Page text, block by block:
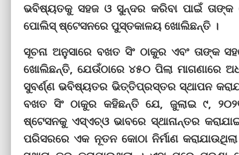
ଭବିଷ୍ୟତକୁ ସହଜ ଓ ସୁନ୍ଦର କରିବା ପାଇଁ
ପୋଲିସ୍ ଷ୍ଟେସନରେ ପୁସ୍ତକାଳୟ ଖୋଲିଛନ୍ତି ।
ସୂଚନା ଅନୁସାରେ ବଖତ ସିଂ ଠାକୁର ଏବଂ ତାଙ୍କ
ଖୋଲିଛନ୍ତି, ଯେଉଁଠାରେ ୪୫୦ ପିଲା ମାଗଣାରେ
ସୁବର୍ଣ୍ଣ ଭବିଷ୍ୟତର ଭିତ୍ତିପ୍ରସ୍ତର ସ୍ଥାପନ
ବଖତ ସିଂ ଠାକୁର କହିଛନ୍ତି ଯେ, ଜୁଲାଇ ୯,
ଷ୍ଟେସନକୁ ଏସ୍‌ଏଚ୍‌ଓ ଭାବରେ ସ୍ଥାନାନ୍ତର
ପରିସରରେ ଏକ ନୂତନ କୋଠା ନିର୍ମାଣ